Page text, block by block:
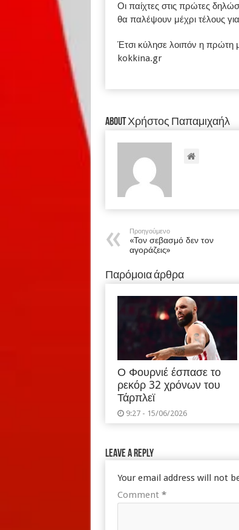
Οι παίχτες στις πρώτες
θα παλέψουν μέχρι τέλους
Έτσι κύλησε λοιπόν η πρώτη
kokkina.gr
About Χρήστος Παπαμιχαήλ
Προηγούμενο
«Τον σεβασμό δεν τον
αγοράζεις»
Παρόμοια άρθρα
Ο Φουρνιέ έσπασε το
ρεκόρ 32 χρόνων του
Τάρπλεϊ
9:27 - 15/06/2026
Leave a Reply
Your email address will not
Comment *